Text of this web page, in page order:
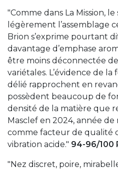
"Comme dans La Mission,
légèrement l’assemblage
Brion s’exprime pourtant
davantage d’emphase
être moins déconnectée
variétales. L’évidence de
délié rapprochent en
possèdent beaucoup de
densité de la matière que
Masclef en 2024, année
comme facteur de qualité
vibration acide." 94-96/100
"Nez discret, poire,